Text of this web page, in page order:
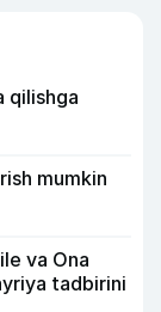
qilishga
mumkin
va Ona
tadbirini